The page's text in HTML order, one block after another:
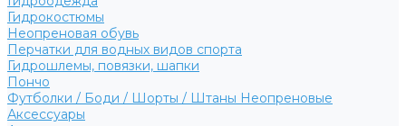
Гидрокостюмы
Неопреновая обувь
Перчатки для водных видов спорта
Гидрошлемы, повязки, шапки
Пончо
Футболки / Боди / Шорты / Штаны Неопреновые
Аксессуары